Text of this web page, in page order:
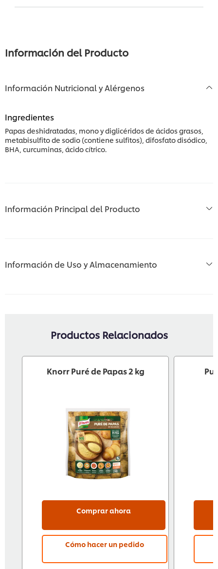
Información del Producto
Información Nutricional y Alérgenos
Ingredientes
Papas deshidratadas, mono y diglicéridos de ácidos grasos,
metabisulfito de sodio (contiene sulfitos), difosfato disódico,
BHA, curcuminas, ácido cítrico.
Información Principal del Producto
Información de Uso y Almacenamiento
Productos Relacionados
Knorr Puré de Papas 2 kg
Comprar ahora
Cómo hacer un pedido